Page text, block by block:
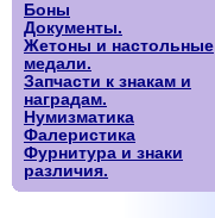
Боны
Документы.
Жетоны и настольные
медали.
Запчасти к знакам и
наградам.
Нумизматика
Фалеристика
Фурнитура и знаки
различия.